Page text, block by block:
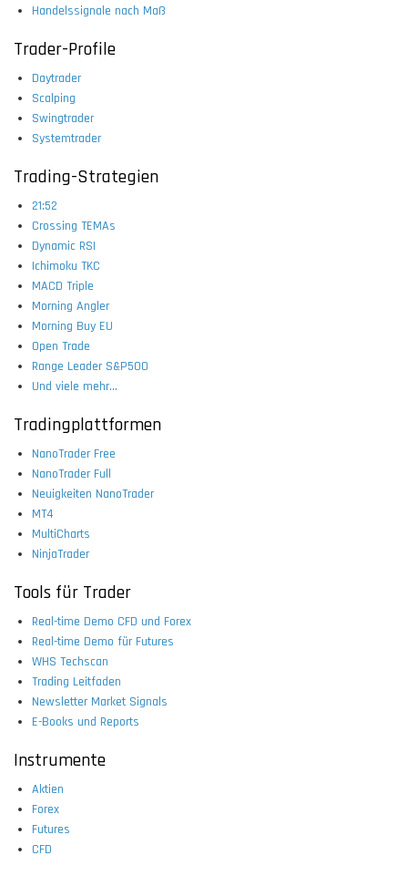
Handelssignale nach Maß
Trader-Profile
Daytrader
Scalping
Swingtrader
Systemtrader
Trading-Strategien
21:52
Crossing TEMAs
Dynamic RSI
Ichimoku TKC
MACD Triple
Morning Angler
Morning Buy EU
Open Trade
Range Leader S&P500
Und viele mehr...
Tradingplattformen
NanoTrader Free
NanoTrader Full
Neuigkeiten NanoTrader
MT4
MultiCharts
NinjaTrader
Tools für Trader
Real-time Demo CFD und Forex
Real-time Demo für Futures
WHS Techscan
Trading Leitfaden
Newsletter Market Signals
E-Books und Reports
Instrumente
Aktien
Forex
Futures
CFD